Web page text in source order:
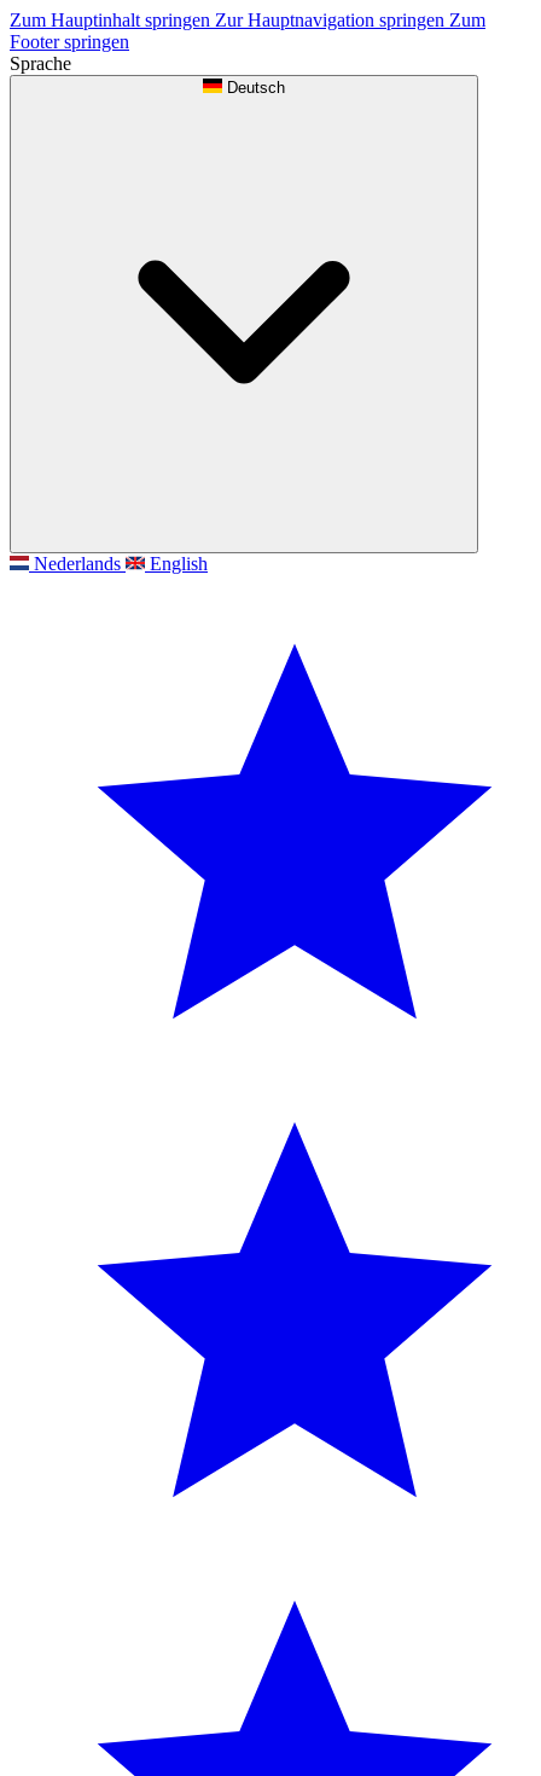
Zum Hauptinhalt springen Zur Hauptnavigation springen Zum
Footer springen
Sprache
Deutsch
Nederlands English